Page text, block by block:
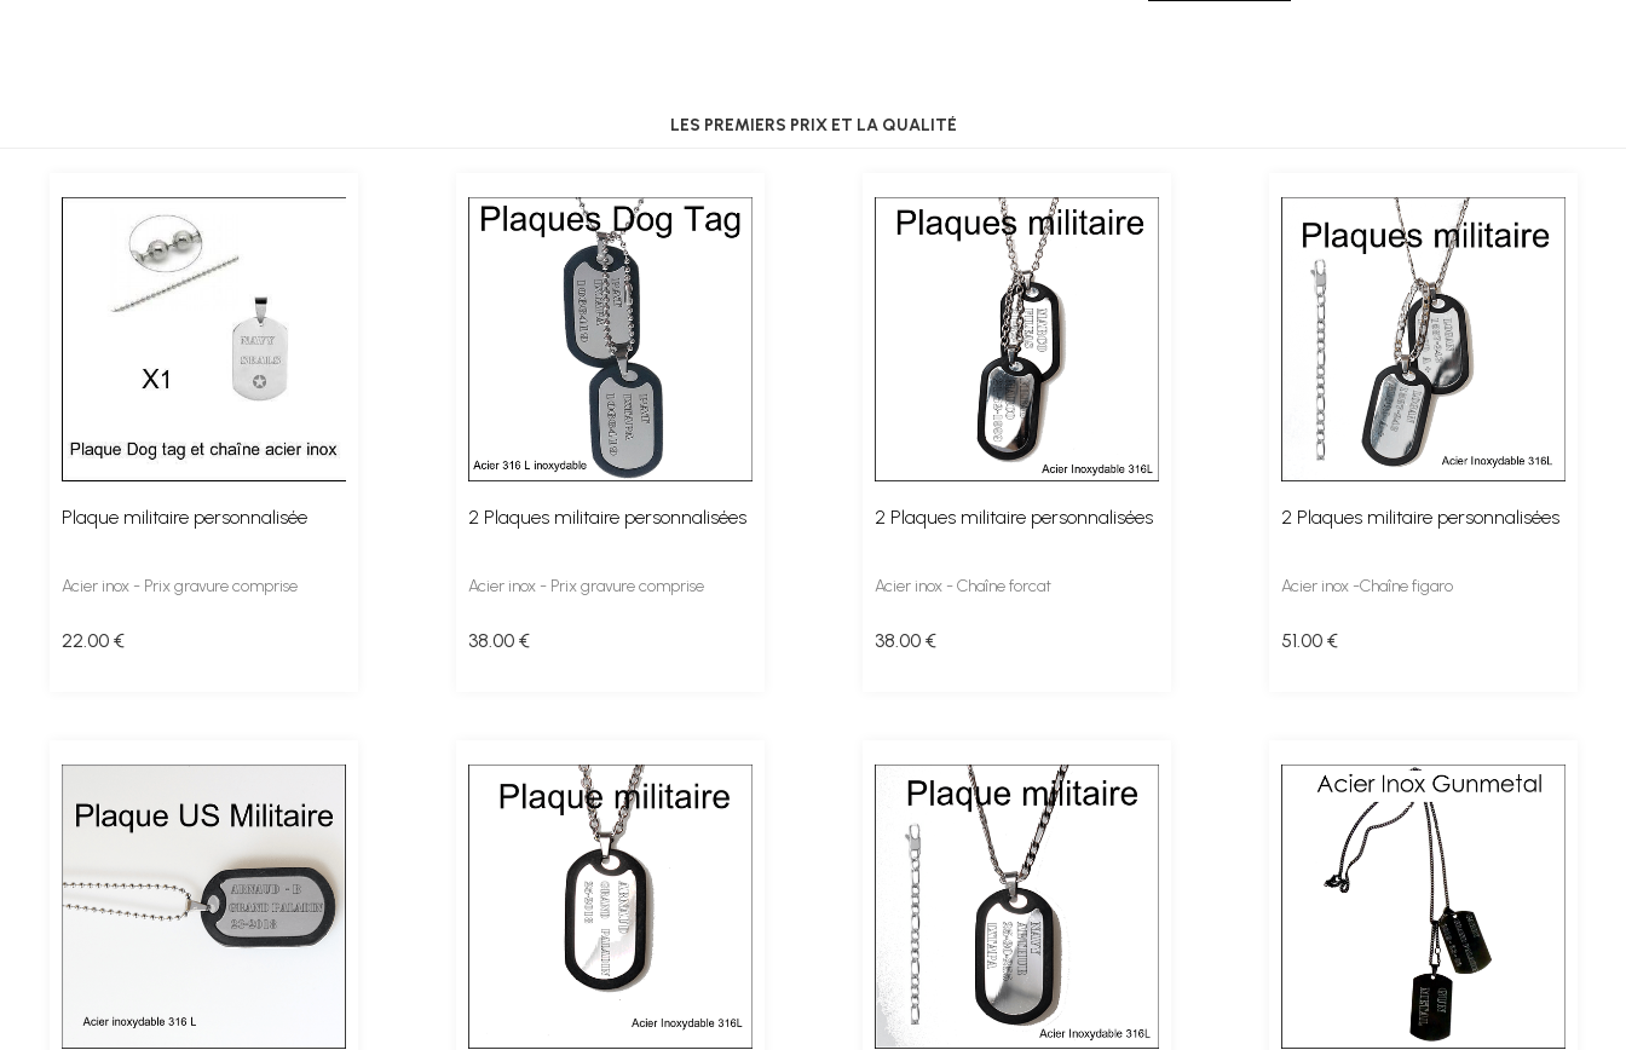
LES PREMIERS PRIX ET LA QUALITÉ
Plaque militaire personnalisée
Acier inox - Prix gravure comprise
22.00 €
2 Plaques militaire personnalisées
Acier inox - Prix gravure comprise
38.00 €
2 Plaques militaire personnalisées
Acier inox - Chaîne forcat
38.00 €
2 Plaques militaire personnalisées
Acier inox -Chaîne figaro
51.00 €